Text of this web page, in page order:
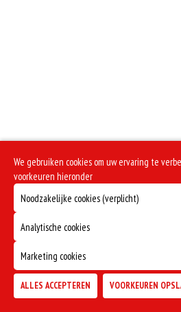
We gebruiken cookies om uw ervaring te
voorkeuren hieronder
Noodzakelijke cookies (verplicht)
Analytische cookies
Marketing cookies
ALLES ACCEPTEREN VOORKEUREN